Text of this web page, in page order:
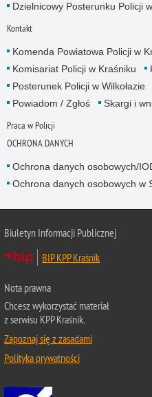
Dzielnicowy Posterunku Policji
Kontakt
Komenda Powiatowa Policji w
Komisariat Policji w Kraśniku
Posterunek Policji w Wilkołazie
Powiadom / Zgłoś
Skargi i
Praca w Policji
OCHRONA DANYCH
Ochrona danych osobowych/
Ochrona danych osobowych w
Biuletyn Informacji Publicznej
BIP KPP Kraśnik
Nota prawna
Chcesz wykorzystać materiał
z serwisu KPP Kraśnik.
Zapoznaj się z zasadami
Polityka prywatności